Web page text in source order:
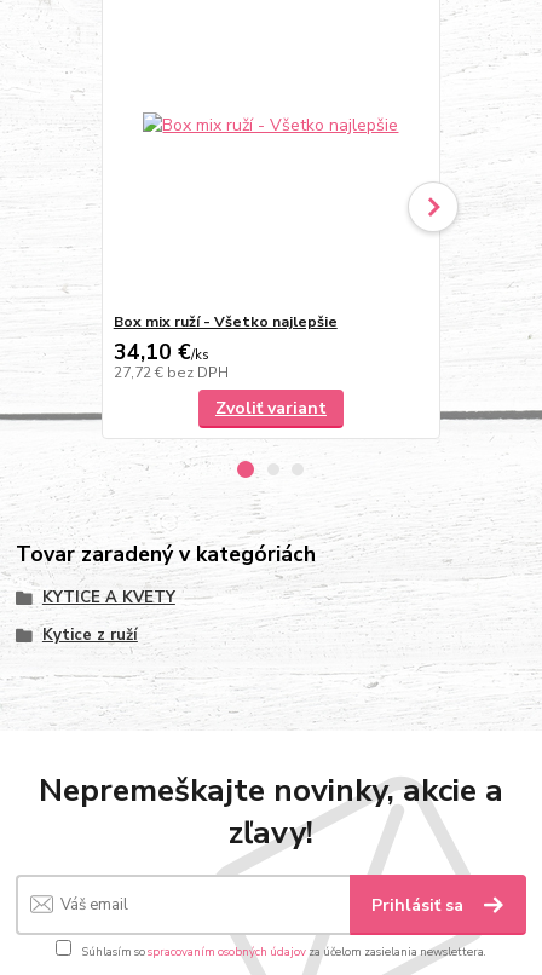
Box mix ruží - Všetko najlepšie
34,10 €/ks
27,72 € bez DPH
Zvoliť variant
Tovar zaradený v kategóriách
KYTICE A KVETY
Kytice z ruží
Nepremeškajte novinky, akcie a
zľavy!
Prihlásiť sa
Súhlasím sospracovaním osobných údajov za účelom zasielania newslettera.